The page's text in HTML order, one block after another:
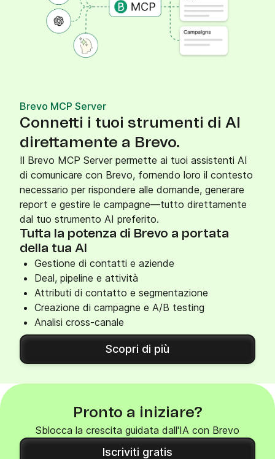
Brevo MCP Server
Connetti i tuoi strumenti di AI
direttamente a Brevo.
Il Brevo MCP Server permette ai tuoi assistenti AI
di comunicare con Brevo, fornendo loro il contesto
necessario per rispondere alle domande, generare
report e gestire le campagne—tutto direttamente
dal tuo strumento AI preferito.
Tutta la potenza di Brevo a portata
della tua AI
Gestione di contatti e aziende
Deal, pipeline e attività
Attributi di contatto e segmentazione
Creazione di campagne e A/B testing
Analisi cross-canale
Scopri di più
Pronto a iniziare?
Sblocca la crescita guidata dall'IA con Brevo
Iscriviti gratis